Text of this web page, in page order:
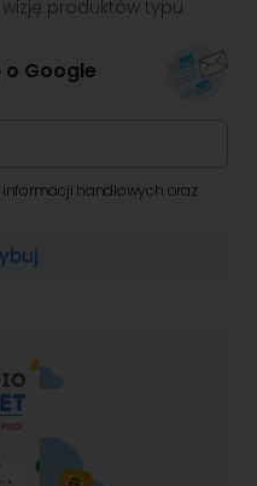
produktów typu
Google
handlowych oraz